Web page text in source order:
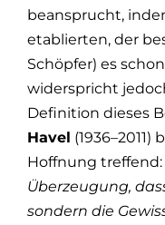
beansprucht,
etablierten, der
Schöpfer) es
widerspricht
Definition dieses
Havel
Hoffnung treffend:
Überzeugung,
sondern die